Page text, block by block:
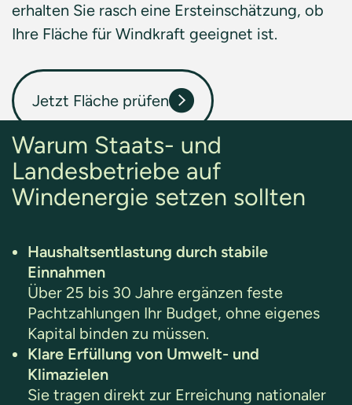
erhalten Sie rasch eine Ersteinschätzung, ob
Ihre Fläche für Windkraft geeignet ist.
Jetzt Fläche prüfen
Warum Staats- und
Landesbetriebe auf
Windenergie setzen sollten
Haushaltsentlastung durch stabile
Einnahmen
Über 25 bis 30 Jahre ergänzen feste
Pachtzahlungen Ihr Budget, ohne eigenes
Kapital binden zu müssen.
Klare Erfüllung von Umwelt- und
Klimazielen
Sie tragen direkt zur Erreichung nationaler